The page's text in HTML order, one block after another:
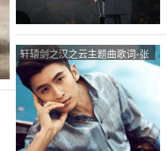
轩辕剑之汉之云主题曲歌词-张
云龙